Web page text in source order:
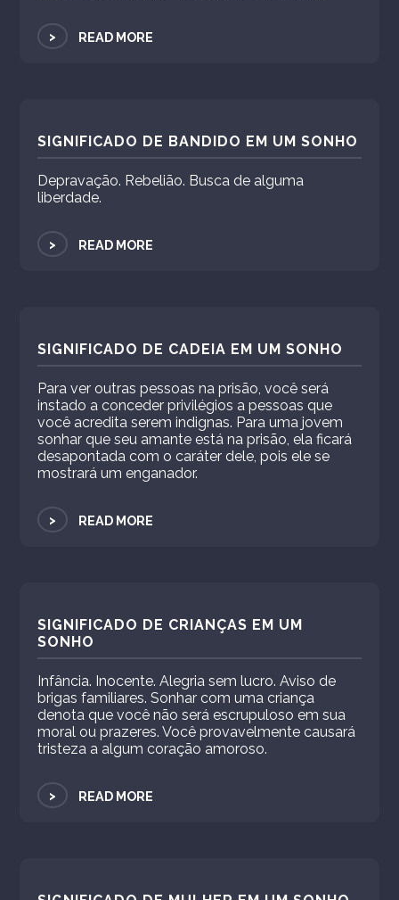
> READ MORE
SIGNIFICADO DE BANDIDO EM UM SONHO
Depravação. Rebelião. Busca de alguma
liberdade.
> READ MORE
SIGNIFICADO DE CADEIA EM UM SONHO
Para ver outras pessoas na prisão, você será
instado a conceder privilégios a pessoas que
você acredita serem indignas. Para uma jovem
sonhar que seu amante está na prisão, ela ficará
desapontada com o caráter dele, pois ele se
mostrará um enganador.
> READ MORE
SIGNIFICADO DE CRIANÇAS EM UM
SONHO
Infância. Inocente. Alegria sem lucro. Aviso de
brigas familiares. Sonhar com uma criança
denota que você não será escrupuloso em sua
moral ou prazeres. Você provavelmente causará
tristeza a algum coração amoroso.
> READ MORE